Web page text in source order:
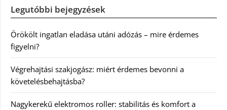
Legutóbbi bejegyzések
Örökölt ingatlan eladása utáni adózás – mire érdemes
figyelni?
Végrehajtási szakjogász: miért érdemes bevonni a
követelésbehajtásba?
Nagykerekű elektromos roller: stabilitás és komfort a